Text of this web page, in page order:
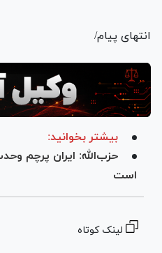
انتهای پیام/
بیشتر بخوانید:
حزب‌الله: ایران پرچم
است
لینک کوتاه